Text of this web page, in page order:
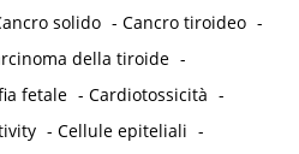
solido - Cancro tiroideo -
della tiroide -
fetale - Cardiotossicità -
- Cellule epiteliali -